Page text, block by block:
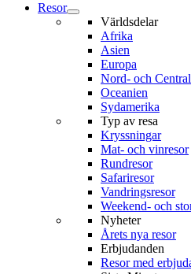
Resor
Världsdelar
Afrika
Asien
Europa
Nord- och
Oceanien
Sydamerika
Typ av resa
Kryssningar
Mat- och vinresor
Rundresor
Safariresor
Vandringsresor
Weekend- och
Nyheter
Årets nya resor
Erbjudanden
Resor med